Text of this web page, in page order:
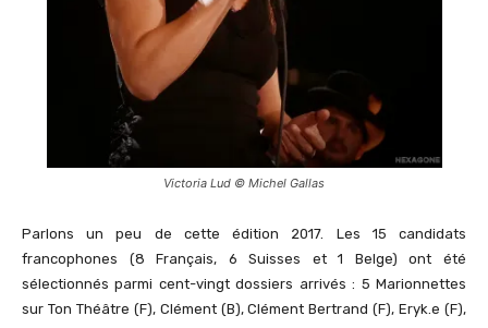
Victoria Lud © Michel Gallas
Parlons un peu de cette édition 2017. Les 15 candidats
francophones (8 Français, 6 Suisses et 1 Belge) ont été
sélectionnés parmi cent-vingt dossiers arrivés : 5 Marionnettes
sur Ton Théâtre (F), Clément (B), Clément Bertrand (F), Eryk.e (F),